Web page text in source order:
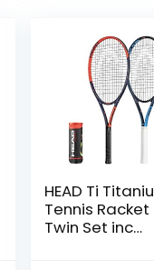
HEAD Ti
Tennis Racket
Twin Set inc